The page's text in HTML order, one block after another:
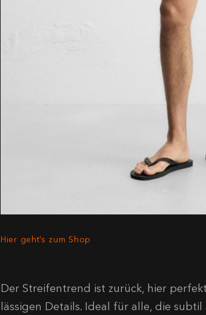
Hier geht’s zum Shop
Der Streifentrend ist zurück, hier
lässigen Details. Ideal für alle, die subtil